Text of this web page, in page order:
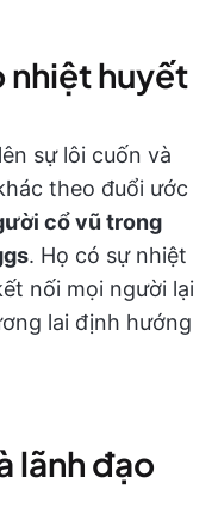
nhiệt huyết
sự lôi cuốn và
theo đuổi ước
cổ vũ trong
. Họ có sự nhiệt
nối mọi người lại
lai định hướng
lãnh đạo